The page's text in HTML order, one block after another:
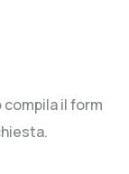
il form